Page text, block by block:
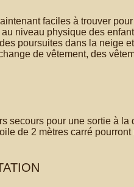
faciles à trouver
niveau physique des
poursuites dans la neige
de vêtement, des
secours pour une sortie à
de 2 mètres carré pourront